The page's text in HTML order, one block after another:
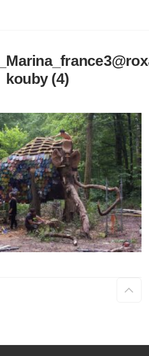
kouby (4)
de